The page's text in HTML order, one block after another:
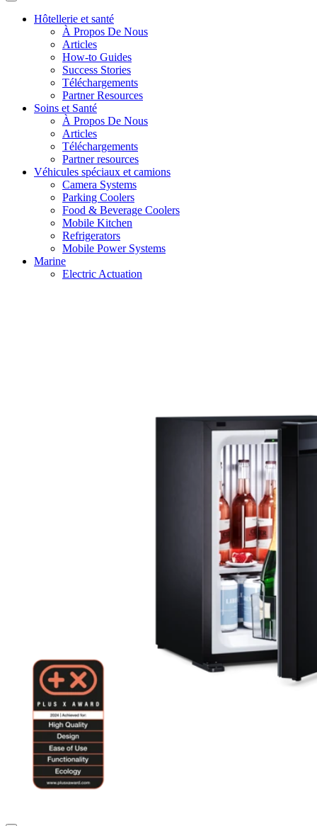
Hôtellerie et santé
À Propos De Nous
Articles
How-to Guides
Success Stories
Téléchargements
Partner Resources
Soins et Santé
À Propos De Nous
Articles
Téléchargements
Partner resources
Véhicules spéciaux et camions
Camera Systems
Parking Coolers
Food & Beverage Coolers
Mobile Kitchen
Refrigerators
Mobile Power Systems
Marine
Electric Actuation